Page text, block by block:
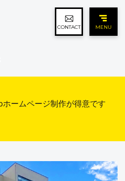
MENU
CONTACT